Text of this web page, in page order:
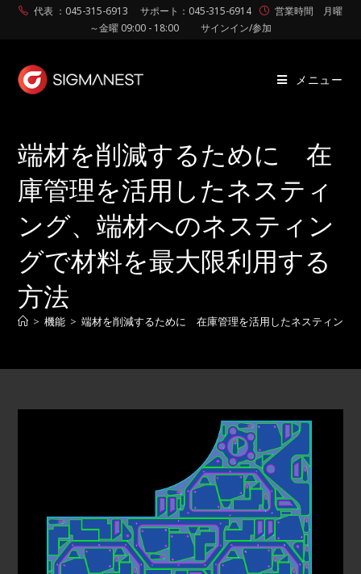
代表 ：045-315-6913 サポート：045-315-6914
営業時間 月曜
～金曜 09:00 - 18:00 サインイン/参加
メニュー
端材を削減するために 在
庫管理を活用したネスティ
ング、端材へのネスティン
グで材料を最大限利用する
方法
> 機能 > 端材を削減するために 在庫管理を活用したネスティング